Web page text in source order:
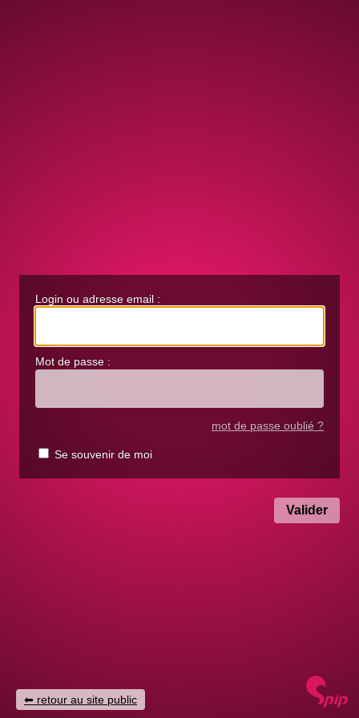
Login ou adresse email :
Mot de passe :
mot de passe oublié ?
Se souvenir de moi
retour au site public